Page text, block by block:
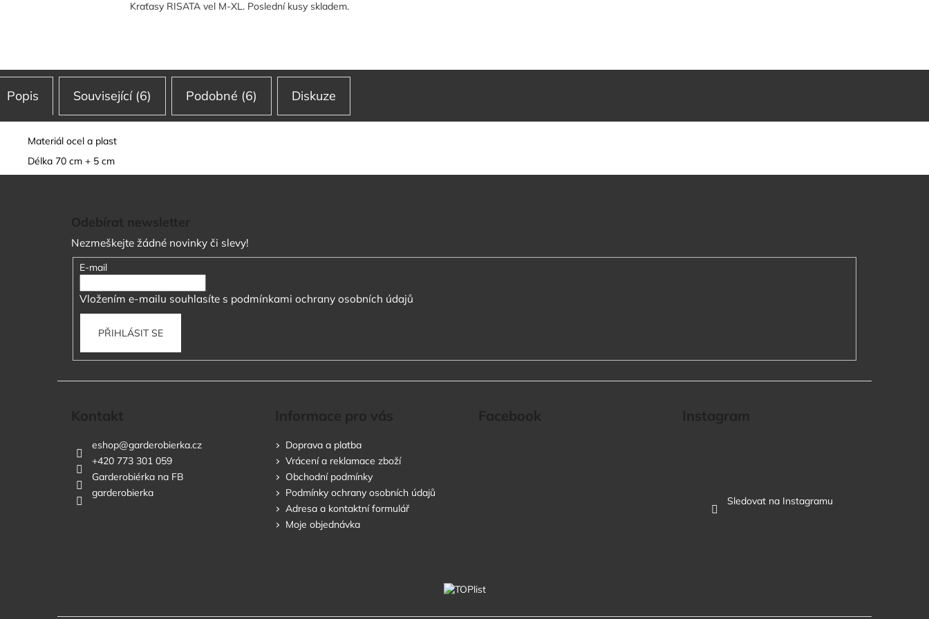
Kraťasy RISATA vel M-XL. Poslední kusy skladem.
Popis Související (6) Podobné (6) Diskuze
Materiál ocel a plast
Délka 70 cm + 5 cm
Nezmeškejte žádné novinky či slevy!
E-mail
Vložením e-mailu souhlasíte s podmínkami ochrany osobních údajů
PŘIHLÁSIT SE
eshop@garderobierka.cz
+420 773 301 059
Garderobiérka na FB
garderobierka
Doprava a platba
Vrácení a reklamace zboží
Obchodní podmínky
Podmínky ochrany osobních údajů
Adresa a kontaktní formulář
Moje objednávka
Sledovat na Instagramu